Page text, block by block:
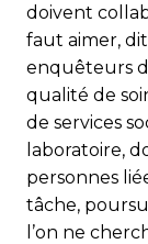
doivent
faut aimer,
enquêteurs
qualité de
de services
laboratoire,
personnes
tâche,
l’on ne